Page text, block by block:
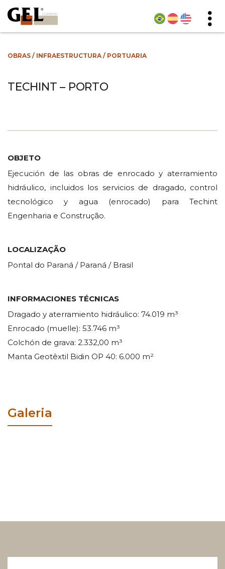
OBRAS / INFRAESTRUCTURA/ PORTUARIA
TECHINT – PORTO
OBJETO
Ejecución de las obras de enrocado y aterramiento
hidráulico, incluidos los servicios de dragado, control
tecnológico y agua (enrocado) para Techint
Engenharia e Construção.
LOCALIZAÇÃO
Pontal do Paraná / Paraná / Brasil
INFORMACIONES TÉCNICAS
Dragado y aterramiento hidráulico: 74.019 m³
Enrocado (muelle): 53.746 m³
Colchón de grava: 2.332,00 m³
Manta Geotêxtil Bidin OP 40: 6.000 m²
Galeria